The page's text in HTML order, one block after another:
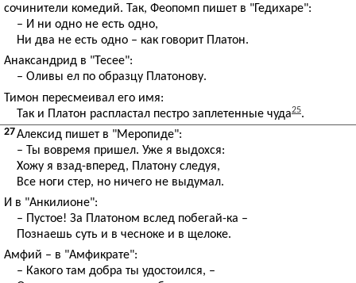
сочинители комедий. Так, Феопомп пишет в "Гедихаре":
– И ни одно не есть одно,
Ни два не есть одно – как говорит Платон.
Анаксандрид в "Тесее":
– Оливы ел по образцу Платонову.
Тимон пересмеивал его имя:
Так и Платон распластал пестро заплетенные чуда25.
27Алексид пишет в "Меропиде":
– Ты вовремя пришел. Уже я выдохся:
Хожу я взад-вперед, Платону следуя,
Все ноги стер, но ничего не выдумал.
И в "Анкилионе":
– Пустое! За Платоном вслед побегай-ка –
Познаешь суть и в чесноке и в щелоке.
Амфий – в "Амфикрате":
– Какого там добра ты удостоился, –